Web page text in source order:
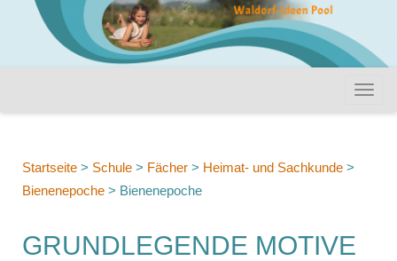
Startseite > Schule > Fächer > Heimat- und Sachkunde >
Bienenepoche > Bienenepoche
GRUNDLEGENDE MOTIVE